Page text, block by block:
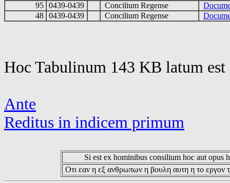
95 0439-0439 Concilium Regense
48 0439-0439 Concilium Regense
Hoc Tabulinum 143 KB latum
Ante
Reditus in indicem primum
Si est ex hominibus consilium hoc aut opus
Οτι εαν η εξ ανθρωπων η βουλη αυτη η το εργον